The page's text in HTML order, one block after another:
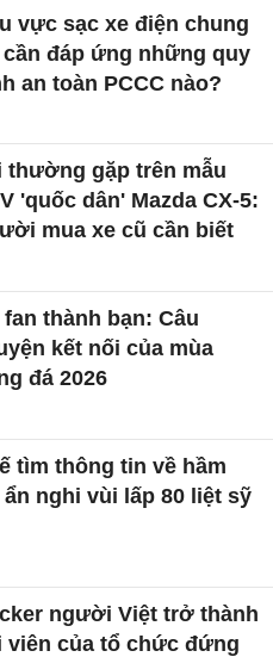
vực sạc xe điện chung
đáp ứng những quy
an toàn PCCC nào?
thường gặp trên mẫu
'quốc dân' Mazda CX-5:
mua xe cũ cần biết
thành bạn: Câu
kết nối của mùa
đá 2026
tìm thông tin về hầm
nghi vùi lấp 80 liệt sỹ
người Việt trở thành
viên của tổ chức đứng